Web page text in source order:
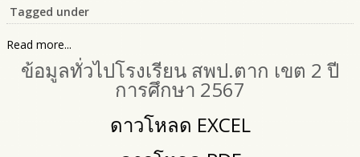
Tagged under
Read more...
ข้อมูลทั่วไปโรงเรียน สพป.ตาก เขต 2 ปี
การศึกษา 2567
ดาวโหลด EXCEL